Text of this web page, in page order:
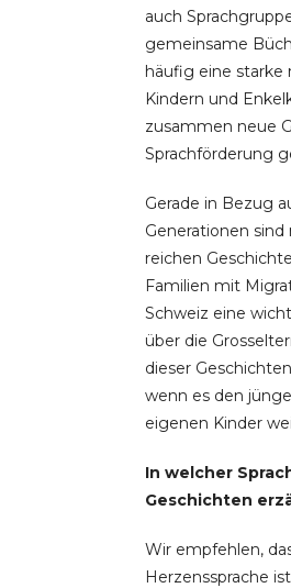
auch
gemeinsame
häufig eine starke
Kindern und
zusammen neue
Sprachförderung
Gerade in Bezug
Generationen
reichen
Familien mit
Schweiz eine
über die
dieser
wenn es den
eigenen Kinder
In welcher
Geschichten
Wir empfehlen,
Herzenssprache